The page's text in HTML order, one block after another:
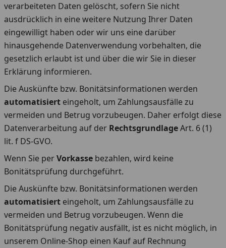
verarbeiteten Daten gelöscht, sofern Sie nicht
ausdrücklich in eine weitere Nutzung Ihrer Daten
eingewilligt haben oder wir uns eine darüber
hinausgehende Datenverwendung vorbehalten, die
gesetzlich erlaubt ist und über die wir Sie in dieser
Erklärung informieren.
Die Auskünfte bzw. Bonitätsinformationen werden
automatisiert eingeholt, um Zahlungsausfälle zu
vermeiden und Betrug vorzubeugen. Daher erfolgt diese
Datenverarbeitung auf der RechtsgrundlageArt. 6 (1)
lit. f DS-GVO.
Wenn Sie perVorkasse bezahlen, wird keine
Bonitätsprüfung durchgeführt.
Die Auskünfte bzw. Bonitätsinformationen werden
automatisiert eingeholt, um Zahlungsausfälle zu
vermeiden und Betrug vorzubeugen. Wenn die
Bonitätsprüfung negativ ausfällt, ist es nicht möglich, in
unserem Online-Shop einen Kauf auf Rechnung